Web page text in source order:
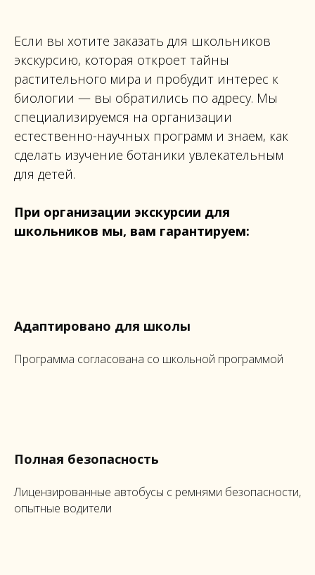
Если вы хотите заказать для школьников
экскурсию, которая откроет тайны
растительного мира и пробудит интерес к
биологии — вы обратились по адресу. Мы
специализируемся на организации
естественно-научных программ и знаем, как
сделать изучение ботаники увлекательным
для детей.
При организации экскурсии для
школьников мы, вам гарантируем:
Адаптировано для школы
Программа согласована со школьной программой
Полная безопасность
Лицензированные автобусы с ремнями безопасности,
опытные водители